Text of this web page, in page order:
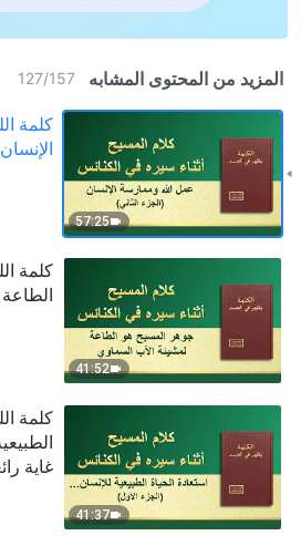
المزيد من المحتوى المشابه 127/157
57:25
كلمة
41:52
كلمة
41:37
كلمة
غاية